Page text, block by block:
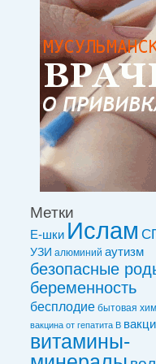
Метки
Е-шки Ислам
УЗИ алюминий аутизм
безопасные
беременность
бесплодие бытовая
вакцинa от гепатита В
витамины-